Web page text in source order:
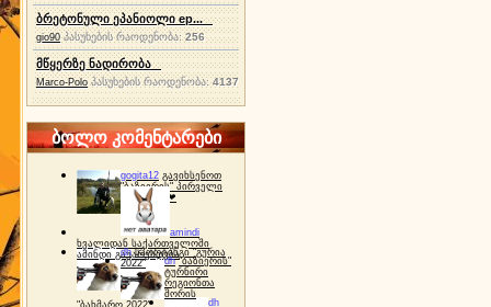
ბრეტონული ეპანიოლი ep...
gio90 პასუხების რაოდენობა:256
მწყერზე ნადირობა
Marco-Polo პასუხების რაოდენობა:4137
ბოლო კომენტარები
gogita12 გავიხსენოთ
"ბაზიერის" პირველი
ტურნირი ❤
amindi
ხვალიდან საქართველოში
ამინდი გაუარესდება
dh სპორტინგი "გურია
2022"
dh "ბაზიერის"
ტურნირი
რეგიონთა
შორის
"ბახმარო 2022"
dh